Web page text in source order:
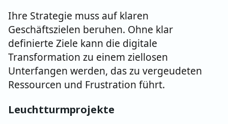
Ihre Strategie muss auf klaren
Geschäftszielen beruhen. Ohne klar
definierte Ziele kann die digitale
Transformation zu einem ziellosen
Unterfangen werden, das zu vergeudeten
Ressourcen und Frustration führt.
Leuchtturmprojekte